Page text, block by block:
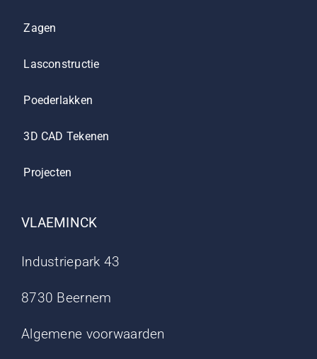
Zagen
Lasconstructie
Poederlakken
3D CAD Tekenen
Projecten
VLAEMINCK
Industriepark 43
8730 Beernem
Algemene voorwaarden